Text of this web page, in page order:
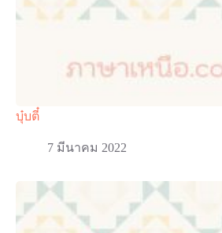
บุ๋บตี๋
7 มีนาคม 2022